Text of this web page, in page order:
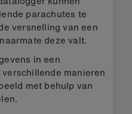
parachutes te
versnelling van een
deze valt.
in een
manieren
met behulp van